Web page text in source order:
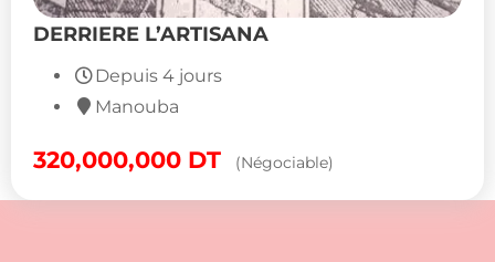
DERRIERE L’ARTISANA
Depuis 4 jours
Manouba
320,000,000 DT (Négociable)